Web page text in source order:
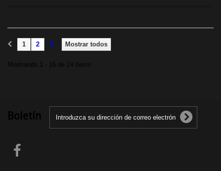
Mostrar todos
1 2
Mostrando 1 - 16 de 24 items
Boletín